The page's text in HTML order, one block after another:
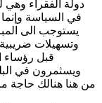
دولة الفقراء وهي
في السياسة
يستوجب الى
وتسهيلات
قبل رؤساء
ويسثمرون في
من هنا هنالك حاجة